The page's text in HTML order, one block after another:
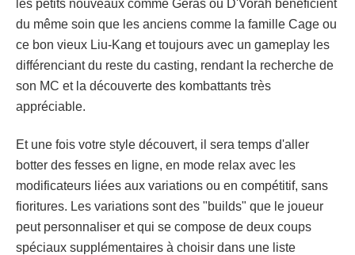
les petits nouveaux comme Geras ou D'Vorah bénéficient
du même soin que les anciens comme la famille Cage ou
ce bon vieux Liu-Kang et toujours avec un gameplay les
différenciant du reste du casting, rendant la recherche de
son MC et la découverte des kombattants très
appréciable.
Et une fois votre style découvert, il sera temps d'aller
botter des fesses en ligne, en mode relax avec les
modificateurs liées aux variations ou en compétitif, sans
fioritures. Les variations sont des "builds" que le joueur
peut personnaliser et qui se compose de deux coups
spéciaux supplémentaires à choisir dans une liste